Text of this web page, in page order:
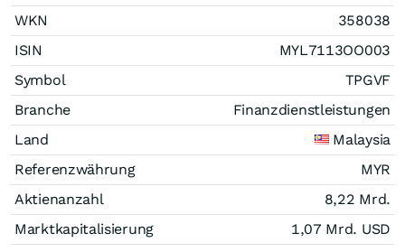
WKN
358038
ISIN
MYL7113OO003
Symbol
TPGVF
Branche
Finanzdienstleistungen
Land
Malaysia
Referenzwährung
MYR
Aktienanzahl
8,22 Mrd.
Marktkapitalisierung
1,07 Mrd. USD